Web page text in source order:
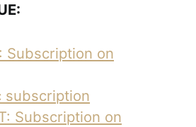
Subscription on
subscription
Subscription on